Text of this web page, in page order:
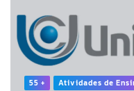
55 + Atividades de